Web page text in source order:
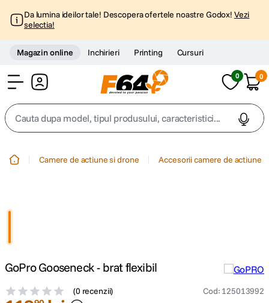
Da lumina ideilor tale! Descopera ofertele noastre Godox! Vezi
selectia!
Magazin online Inchirieri Printing Cursuri
0 0
Cauta dupa model, tipul produsului, caracteristici...
4. peak design
5. canon sx740 hs
Camere de actiune si drone Accesorii camere de actiune
GoPro Gooseneck - brat flexibil
(0 recenzii) Cod: 125013992